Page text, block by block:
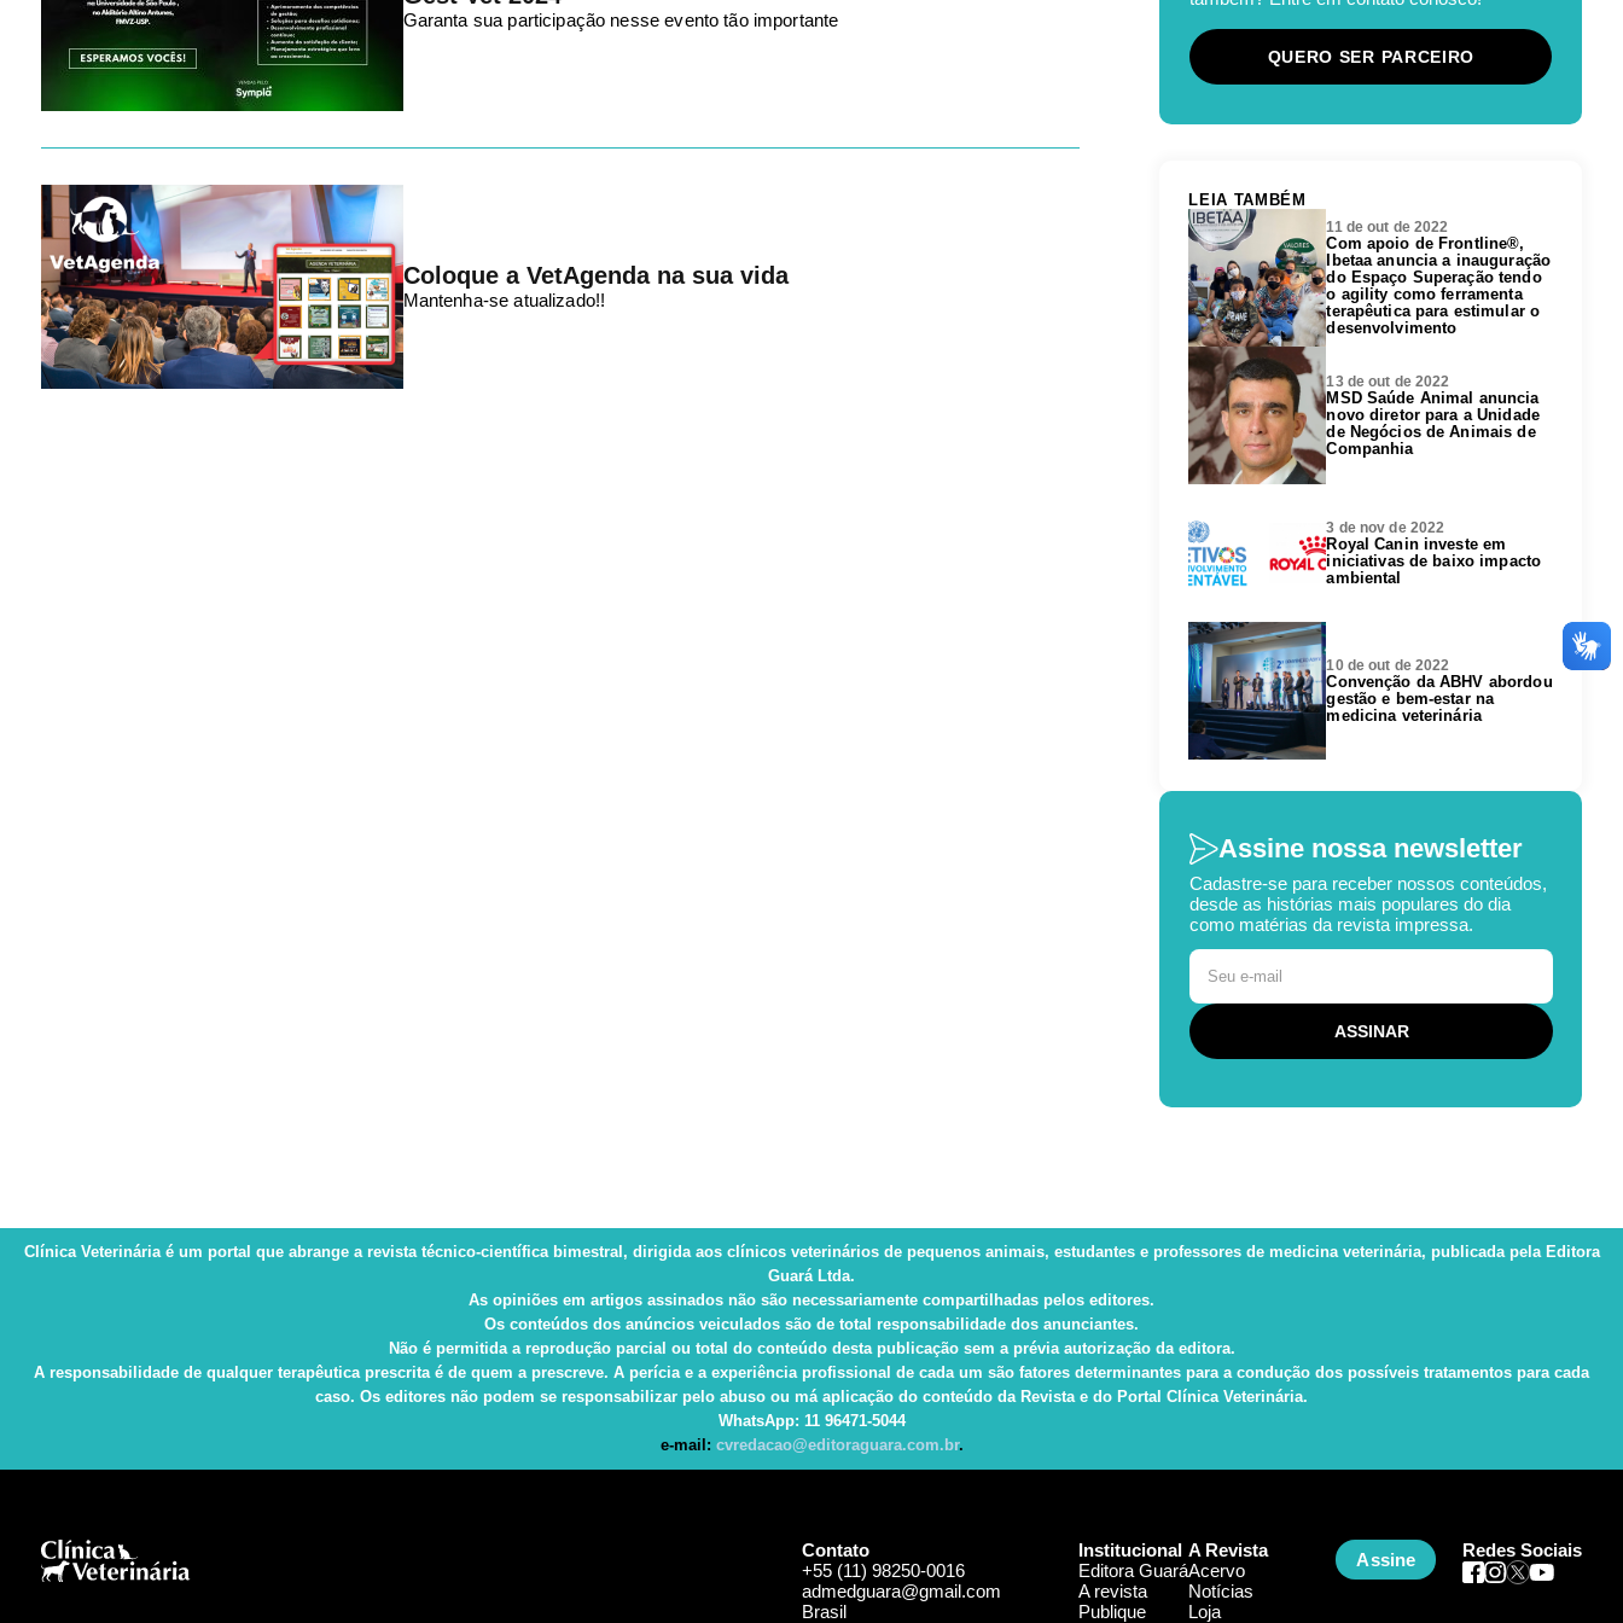
Garanta sua participação nesse evento tão importante
Coloque a VetAgenda na sua vida
Mantenha-se atualizado!!
QUERO SER PARCEIRO
LEIA TAMBÉM
11 de out de 2022
Com apoio de Frontline®,
Ibetaa anuncia a inauguração
do Espaço Superação tendo
o agility como ferramenta
terapêutica para estimular o
desenvolvimento
13 de out de 2022
MSD Saúde Animal anuncia
novo diretor para a Unidade
de Negócios de Animais de
Companhia
3 de nov de 2022
Royal Canin investe em
iniciativas de baixo impacto
ambiental
10 de out de 2022
Convenção da ABHV abordou
gestão e bem-estar na
medicina veterinária
Assine nossa newsletter
Cadastre-se para receber nossos conteúdos,
desde as histórias mais populares do dia
como matérias da revista impressa.
Clínica Veterináriaé um portal que abrange a revista técnico-científica bimestral, dirigida aos clínicos veterinários de pequenos animais, estudantes e professores de medicina veterinária, publicada pela Editora
Guará Ltda.
As opiniões em artigos assinados não são necessariamente compartilhadas pelos editores.
Os conteúdos dos anúncios veiculados são de total responsabilidade dos anunciantes.
Não é permitida a reprodução parcial ou total do conteúdo desta publicação sem a prévia autorização da editora.
A responsabilidade de qualquer terapêutica prescrita é de quem a prescreve. A perícia e a experiência profissional de cada um são fatores determinantes para a condução dos possíveis tratamentos para cada
caso. Os editores não podem se responsabilizar pelo abuso ou má aplicação do conteúdo da Revista e do Portal Clínica Veterinária.
WhatsApp: 11 96471-5044
e-mail: cvredacao@editoraguara.com.br.
Contato
+55 (11) 98250-0016
admedguara@gmail.com
Brasil
Institucional
Editora Guará
A revista
Publique
A Revista
Acervo
Notícias
Loja
Assine Redes Sociais